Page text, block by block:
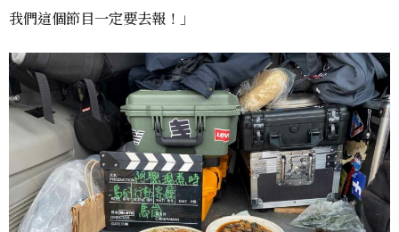
我們這個節目一定要去報！」